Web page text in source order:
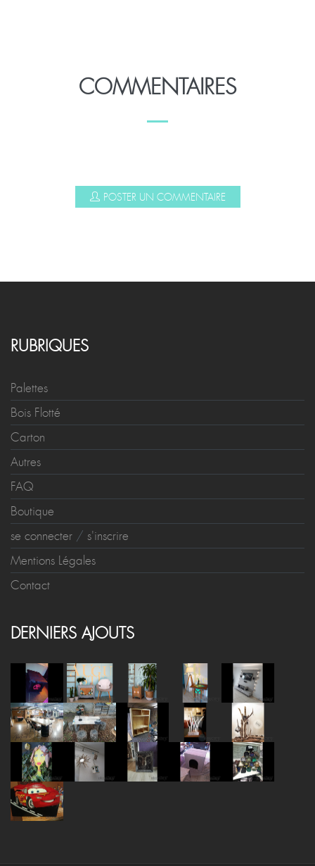
COMMENTAIRES
POSTER UN COMMENTAIRE
RUBRIQUES
Palettes
Bois Flotté
Carton
Autres
FAQ
Boutique
se connecter / s'inscrire
Mentions Légales
Contact
DERNIERS AJOUTS